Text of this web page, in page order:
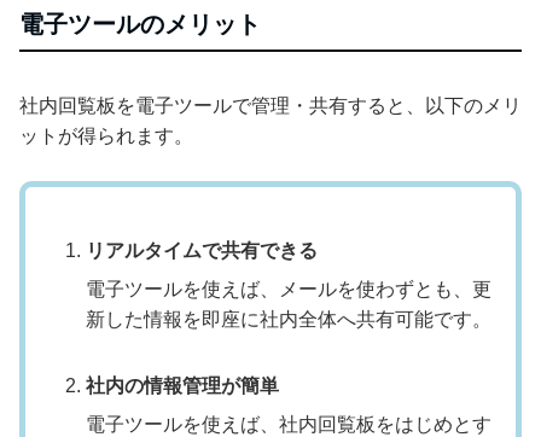
電子ツールのメリット
社内回覧板を電子ツールで管理・共有すると、以下のメリ
ットが得られます。
リアルタイムで共有できる
電子ツールを使えば、メールを使わずとも、更
新した情報を即座に社内全体へ共有可能です。
社内の情報管理が簡単
電子ツールを使えば、社内回覧板をはじめとす